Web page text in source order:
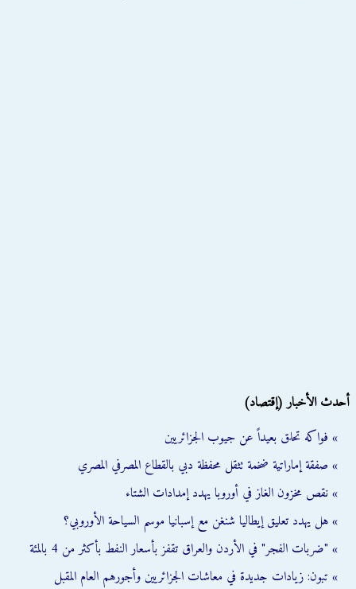
أحدث الأخبار (إقتصاد)
» فواكه تحلق بعيداً عن جيوب الجزائريين
» صفقة إماراتية ضخمة تثقل محفظة دبي بالقطاع المصرفي المصري
» نقص مخزون الغاز في أوروبا يهدد إمدادات الشتاء
» هل يهدد تعليق إيطاليا شنغن مع إسبانيا موسم السياحة الأوروبي؟
» "ضربات الفجر" في الأردن والعراق تقفز بأسعار النفط بأكثر من 4 بالمئة
» تبون: زيادات جديدة في معاشات الجزائريين وأجورهم العام المقبل